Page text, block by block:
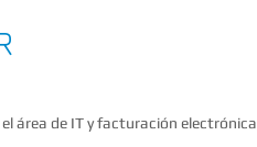
área de IT y facturación